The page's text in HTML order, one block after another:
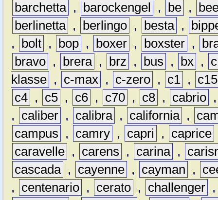
barchetta , barockengel , be ,
berlinetta , berlingo , besta ,
,
bolt , bop , boxer , boxster ,
bravo , brera , brz , bus , bx ,
c
klasse , c-max , c-zero , c1 ,
c15
c4 , c5 , c6 , c70 , c8 , cabrio
,
caliber , calibra , california ,
campus
, camry , capri , caprice
caravelle , carens , carina ,
cascada , cayenne , cayman ,
,
centenario , cerato , challenger